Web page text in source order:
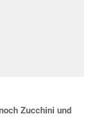
Zucchini und